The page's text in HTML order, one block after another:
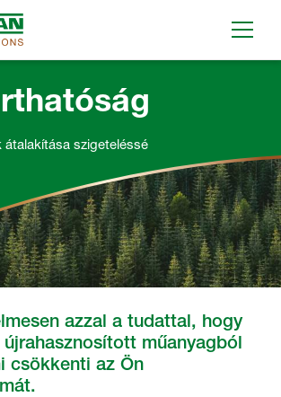
átalakítása szigeteléssé
azzal a tudattal, hogy
műanyagból
csökkenti az Ön